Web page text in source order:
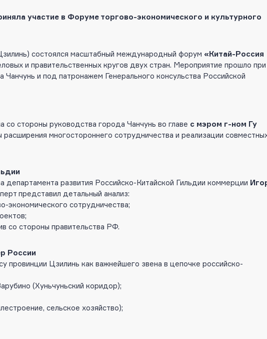
участие в Форуме торгово-экономического и культурного
состоялся масштабный международный форум «Китай-Россия
и правительственных кругов двух стран. Мероприятие прошло при
и под патронажем Генерального консульства Российской
стороны руководства города Чанчунь во главе с мэром г-ном Гу
многостороннего сотрудничества и реализации
развития Российско-Китайской Гильдии коммерции
представил детальный анализ:
экономического сотрудничества;
со стороны правительства РФ.
России
провинции Цзилинь как важнейшего звена в цепочке российско-
(Хуньчуньский коридор);
сельское хозяйство);